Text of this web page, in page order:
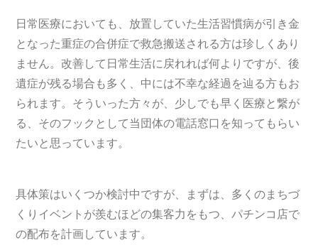
日常医療においても、放置していた生活習慣病が引き金
となった重症の合併症で救急搬送される方は珍しくあり
ません。改善して日常生活に戻れれば何よりですが、後
遺症が残る場合も多く、中には不幸な経過を辿る方もお
られます。そういった方々が、少しでも早く医療と繋が
る、そのフックとして当団体の電話窓口を知ってもらい
たいと思っています。
具体策はいくつか検討中ですが、まずは、多くのまちづ
くりイベントが羨むほどの集客力をもつ、パチンコ店で
の配布を計画しています。